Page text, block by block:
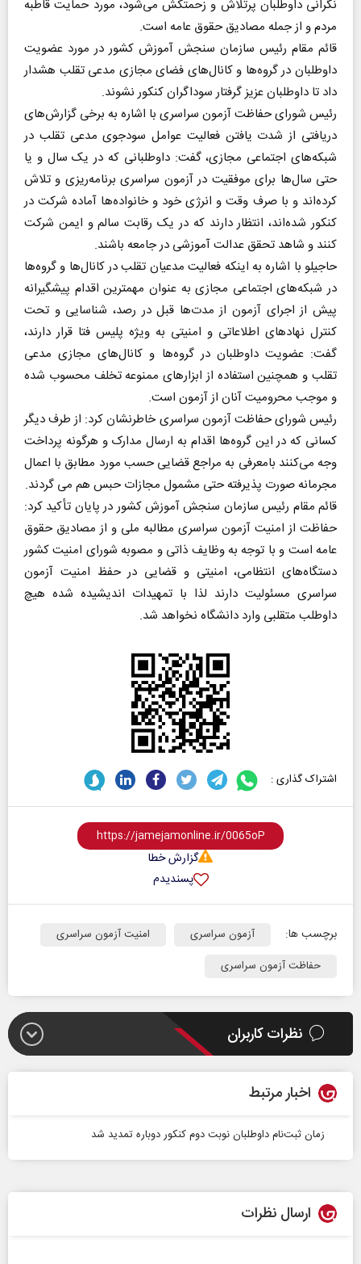
نگرانی داوطلبان پرتلاش و زحمتکش می‌شود، مورد حمایت قاطبه
مردم و از جمله مصادیق حقوق عامه است.
قائم مقام رئیس سازمان سنجش آموزش کشور در مورد عضویت
داوطلبان در گروه‌ها و کانال‌های فضای مجازی مدعی تقلب هشدار
داد تا داوطلبان عزیز گرفتار سوداگران کنکور نشوند.
رئیس شورای حفاظت آزمون‌ سراسری با اشاره به برخی گزارش‌های
دریافتی از شدت یافتن فعالیت عوامل سودجوی مدعی تقلب در
شبکه‌های اجتماعی مجازی، گفت: داوطلبانی که در یک سال و یا
حتی سال‌ها برای موفقیت در آزمون سراسری برنامه‌ریزی و تلاش
کرده‌اند و با صرف وقت و انرژی خود و خانواده‌ها آماده شرکت در
کنکور شده‌اند، انتظار دارند که در یک رقابت سالم و ایمن شرکت
کنند و شاهد تحقق عدالت آموزشی در جامعه باشند.
حاجیلو با اشاره به اینکه فعالیت مدعیان تقلب در کانال‌ها و گروه‌ها
در شبکه‌های اجتماعی مجازی به عنوان مهمترین اقدام پیشگیرانه
پیش از اجرای آزمون از مدت‌ها قبل در رصد، شناسایی و تحت
کنترل نهادهای اطلاعاتی و امنیتی به ویژه پلیس فتا قرار دارند،
گفت: عضویت داوطلبان در گروه‌ها و کانال‌های مجازی مدعی
تقلب و همچنین استفاده از ابزارهای ممنوعه تخلف محسوب شده
و موجب محرومیت آنان از آزمون است.
رئیس شورای حفاظت آزمون‌ سراسری خاطرنشان کرد: از طرف دیگر
کسانی که در این گروه‌ها اقدام به ارسال مدارک و هرگونه پرداخت
وجه می‌کنند بامعرفی به مراجع قضایی حسب مورد مطابق با اعمال
مجرمانه صورت پذیرفته حتی مشمول مجازات حبس هم می گردند.
قائم مقام رئیس سازمان سنجش آموزش کشور در پایان تأکید کرد:
حفاظت از امنیت آزمون سراسری مطالبه ملی و از مصادیق حقوق
عامه است و با توجه به وظایف ذاتی و مصوبه شورای امنیت کشور
دستگاه‌های انتظامی، امنیتی و قضایی در حفظ امنیت آزمون
سراسری مسئولیت دارند لذا با تمهیدات اندیشیده شده هیچ
داوطلب متقلبی وارد دانشگاه نخواهد شد.
اشتراک گذاری :
گزارش خطا
پسندیدم
برچسب ها: آزمون سراسری
امنیت آزمون سراسری
حفاظت آزمون سراسری
نظرات کاربران
اخبار مرتبط
زمان ثبت‌نام داوطلبان نوبت دوم کنکور دوباره تمدید شد
ارسال نظرات